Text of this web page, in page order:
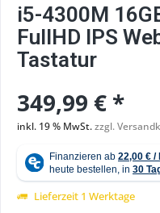
i5-4300M
FullHD IPS
Tastatur
349,99 € *
inkl. 19 % MwSt.zzgl.
Lieferzeit 1 Werktage